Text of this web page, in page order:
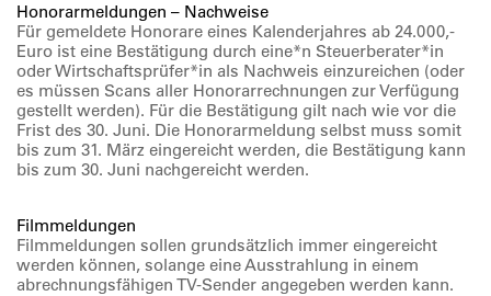
Honorarmeldungen – Nachweise
Für gemeldete Honorare eines Kalenderjahres ab 24.000,-
Euro ist eine Bestätigung durch eine*n Steuerberater*in
oder Wirtschaftsprüfer*in als Nachweis einzureichen (oder
es müssen Scans aller Honorarrechnungen zur Verfügung
gestellt werden). Für die Bestätigung gilt nach wie vor die
Frist des 30. Juni. Die Honorarmeldung selbst muss somit
bis zum 31. März eingereicht werden, die Bestätigung kann
bis zum 30. Juni nachgereicht werden.
Filmmeldungen
Filmmeldungen sollen grundsätzlich immer eingereicht
werden können, solange eine Ausstrahlung in einem
abrechnungsfähigen TV-Sender angegeben werden kann.